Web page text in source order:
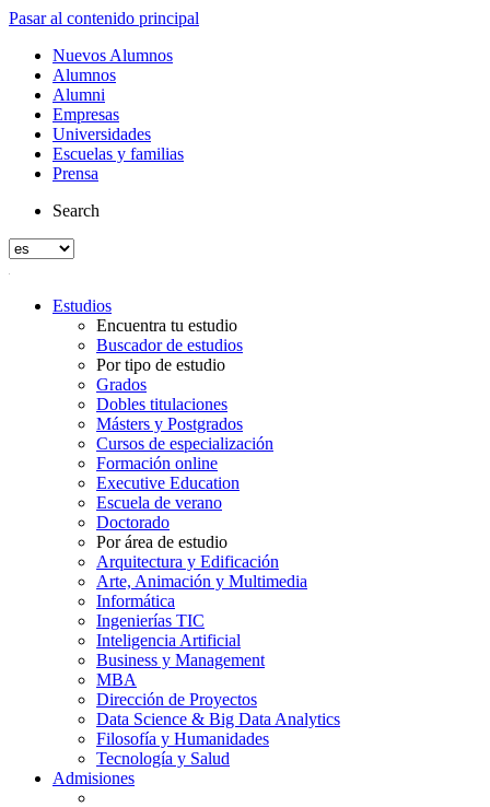
Pasar al contenido principal
Nuevos Alumnos
Alumnos
Alumni
Empresas
Universidades
Escuelas y familias
Prensa
Search
Estudios
Encuentra tu estudio
Buscador de estudios
Por tipo de estudio
Grados
Dobles titulaciones
Másters y Postgrados
Cursos de especialización
Formación online
Executive Education
Escuela de verano
Doctorado
Por área de estudio
Arquitectura y Edificación
Arte, Animación y Multimedia
Informática
Ingenierías TIC
Inteligencia Artificial
Business y Management
MBA
Dirección de Proyectos
Data Science & Big Data Analytics
Filosofía y Humanidades
Tecnología y Salud
Admisiones